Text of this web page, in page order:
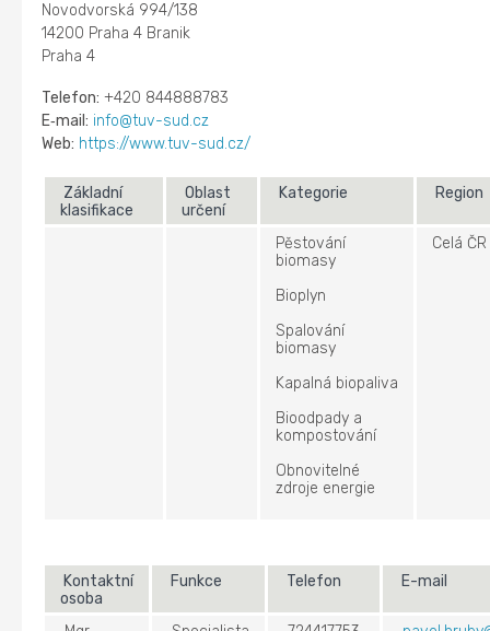
Novodvorská 994/138
14200 Praha 4 Branik
Praha 4
Telefon: +420 844888783
E‑mail: info@tuv-sud.cz
Web: https://www.tuv-sud.cz/
Základní
klasifikace
Oblast
určení
Kategorie Region
Pěstování
biomasy
Bioplyn
Spalování
biomasy
Kapalná biopaliva
Bioodpady a
kompostování
Obnovitelné
zdroje energie
Celá ČR
Kontaktní
osoba
Funkce Telefon E-mail